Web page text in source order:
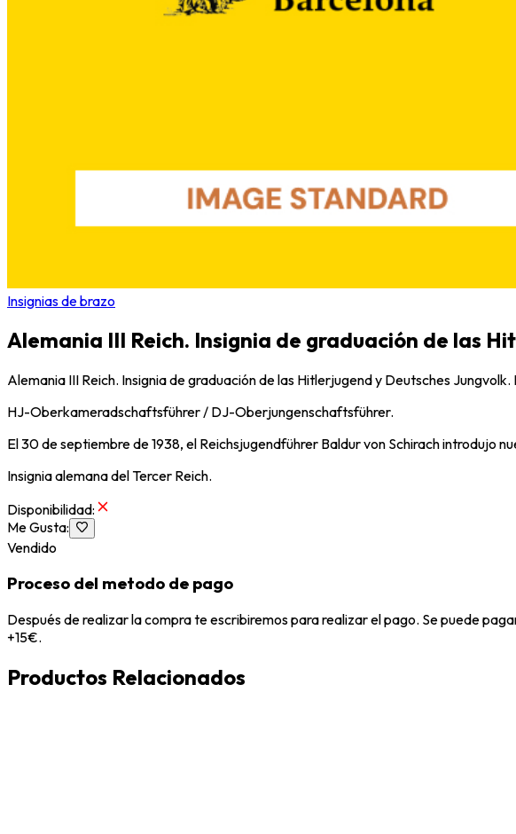
Insignias de brazo
Alemania III Reich. Insignia de graduación de las
Alemania III Reich. Insignia de graduación de las Hitlerjugend y Deutsches Jungvolk.
HJ-Oberkameradschaftsführer / DJ-Oberjungenschaftsführer.
El 30 de septiembre de 1938, el Reichsjugendführer Baldur von Schirach introdujo
Insignia alemana del Tercer Reich.
Disponibilidad:
Me Gusta:
Vendido
Proceso del metodo de pago
Después de realizar la compra te escribiremos para realizar el pago. Se puede
+15€.
Productos Relacionados